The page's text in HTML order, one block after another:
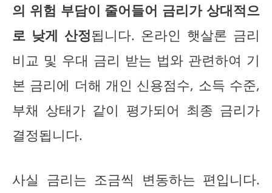
의 위험 부담이 줄어들어 금리가 상대적으
로 낮게 산정됩니다. 온라인 햇살론 금리
비교 및 우대 금리 받는 법와 관련하여 기
본 금리에 더해 개인 신용점수, 소득 수준,
부채 상태가 같이 평가되어 최종 금리가
결정됩니다.
사실 금리는 조금씩 변동하는 편입니다.